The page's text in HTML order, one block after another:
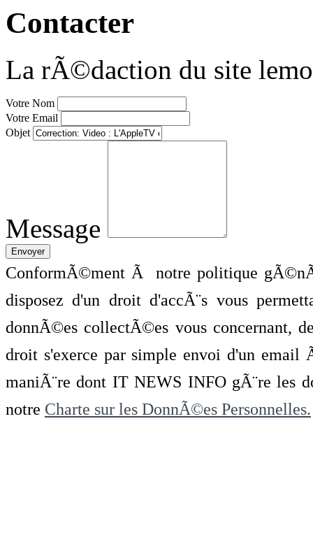
Contacter
La rÃ©daction du site
Votre Nom
Votre Email
Objet
Message
ConformÃ©ment Ã notre politique
disposez d'un droit d'accÃ¨s vous
donnÃ©es collectÃ©es vous concernant,
droit s'exerce par simple envoi d'un
maniÃ¨re dont IT NEWS INFO gÃ¨re les
notre Charte sur les DonnÃ©es Personnelles.